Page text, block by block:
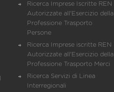
Ricerca Imprese Iscritte REN
Autorizzate all'Esercizio della
Professione Trasporto
Persone
Ricerca Imprese iscritte REN
Autorizzate all'Esercizio della
Professione Trasporto Merci
Ricerca Servizi di Linea
Interregionali